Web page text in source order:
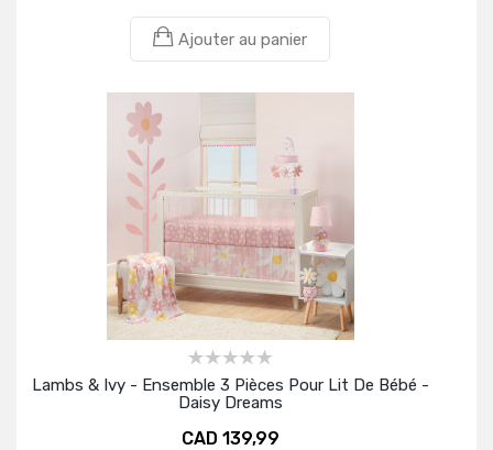
Ajouter au panier
Lambs & Ivy - Ensemble 3 Pièces Pour Lit De Bébé -
Daisy Dreams
CAD 139,99